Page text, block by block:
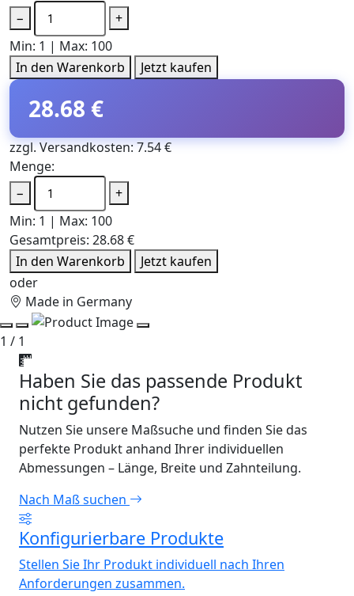
−
+
Min: 1 | Max: 100
In den Warenkorb
Jetzt kaufen
28.68 €
zzgl. Versandkosten: 7.54 €
Menge:
−
+
Min: 1 | Max: 100
Gesamtpreis: 28.68 €
In den Warenkorb
Jetzt kaufen
oder
Made in Germany
1 / 1
Haben Sie das passende Produkt
nicht gefunden?
Nutzen Sie unsere Maßsuche und finden Sie das
perfekte Produkt anhand Ihrer individuellen
Abmessungen – Länge, Breite und Zahnteilung.
Nach Maß suchen
Konfigurierbare Produkte
Stellen Sie Ihr Produkt individuell nach Ihren
Anforderungen zusammen.